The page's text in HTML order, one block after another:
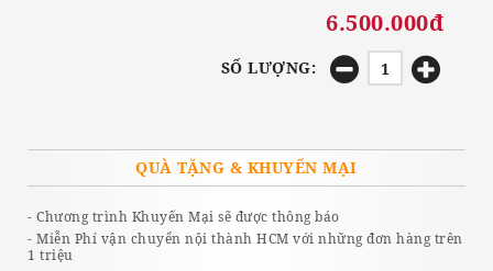
6.500.000đ
SỐ LƯỢNG:
QUÀ TẶNG & KHUYẾN MẠI
- Chương trình Khuyến Mại sẽ được thông báo
- Miễn Phí vận chuyển nội thành HCM với những đơn hàng trên
1 triệu